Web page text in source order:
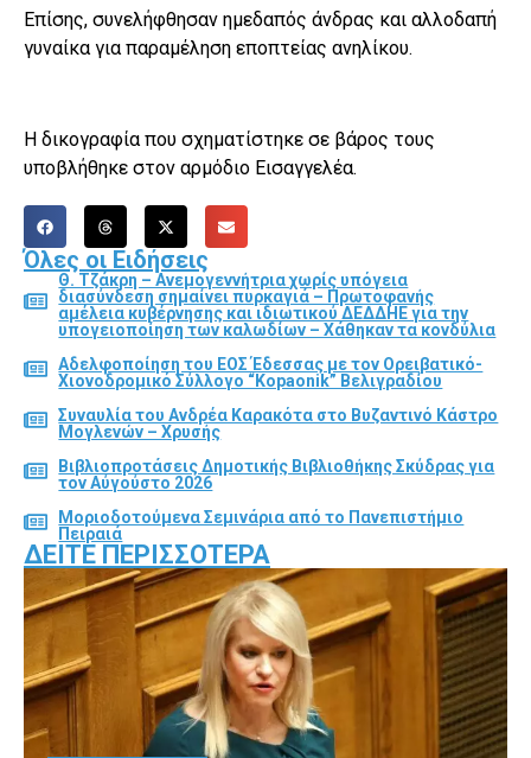
Επίσης, συνελήφθησαν ημεδαπός άνδρας και αλλοδαπή
γυναίκα για παραμέληση εποπτείας ανηλίκου.
Η δικογραφία που σχηματίστηκε σε βάρος τους
υποβλήθηκε στον αρμόδιο Εισαγγελέα.
Όλες οι Ειδήσεις
Θ. Τζάκρη – Ανεμογεννήτρια χωρίς υπόγεια
διασύνδεση σημαίνει πυρκαγιά – Πρωτοφανής
αμέλεια κυβέρνησης και ιδιωτικού ΔΕΔΔΗΕ για την
υπογειοποίηση των καλωδίων – Χάθηκαν τα κονδύλια
Αδελφοποίηση του ΕΟΣ Έδεσσας με τον Ορειβατικό-
Χιονοδρομικό Σύλλογο “Kopaonik” Βελιγραδίου
Συναυλία του Ανδρέα Καρακότα στο Βυζαντινό Κάστρο
Μογλενών – Χρυσής
Βιβλιοπροτάσεις Δημοτικής Βιβλιοθήκης Σκύδρας για
τον Αύγούστο 2026
Μοριοδοτούμενα Σεμινάρια από το Πανεπιστήμιο
Πειραιά
ΔΕΊΤΕ ΠΕΡΙΣΣΌΤΕΡΑ